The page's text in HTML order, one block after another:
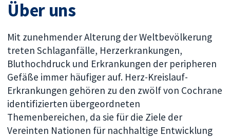
Über uns
Mit zunehmender Alterung der Weltbevölkerung
treten Schlaganfälle, Herzerkrankungen,
Bluthochdruck und Erkrankungen der peripheren
Gefäße immer häufiger auf. Herz-Kreislauf-
Erkrankungen gehören zu den zwölf von Cochrane
identifizierten übergeordneten
Themenbereichen, da sie für die Ziele der
Vereinten Nationen für nachhaltige Entwicklung